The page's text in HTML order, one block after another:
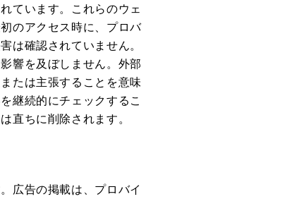
ています。これらのウェ
のアクセス時に、プロバ
は確認されていません。
響を及ぼしません。外部
たは主張することを意味
継続的にチェックするこ
直ちに削除されます。
広告の掲載は、プロバイ